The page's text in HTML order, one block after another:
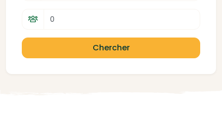
Chercher